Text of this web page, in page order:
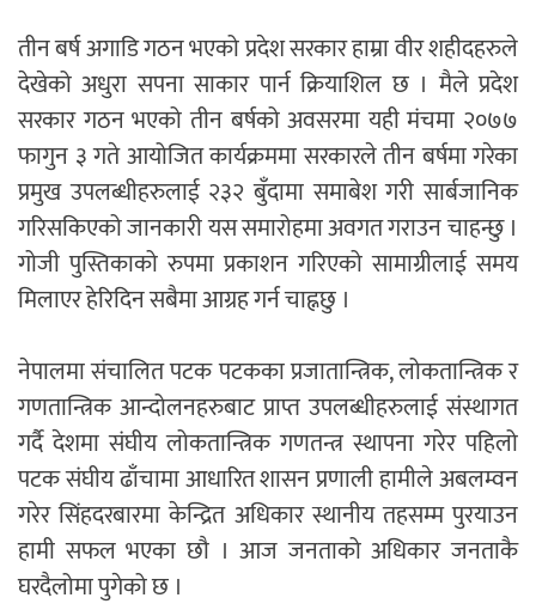
तीन बर्ष अगाडि गठन भएको प्रदेश सरकार हाम्रा वीर शहीदहरुले
देखेको अधुरा सपना साकार पार्न क्रियाशिल छ । मैले प्रदेश
सरकार गठन भएको तीन बर्षको अवसरमा यही मंचमा २०७७
फागुन ३ गते आयोजित कार्यक्रममा सरकारले तीन बर्षमा गरेका
प्रमुख उपलब्धीहरुलाई २३२ बुँदामा समाबेश गरी सार्बजानिक
गरिसकिएको जानकारी यस समारोहमा अवगत गराउन चाहन्छु ।
गोजी पुस्तिकाको रुपमा प्रकाशन गरिएको सामाग्रीलाई समय
मिलाएर हेरिदिन सबैमा आग्रह गर्न चाह्नछु ।
नेपालमा संचालित पटक पटकका प्रजातान्त्रिक, लोकतान्त्रिक र
गणतान्त्रिक आन्दोलनहरुबाट प्राप्त उपलब्धीहरुलाई संस्थागत
गर्दै देशमा संघीय लोकतान्त्रिक गणतन्त्र स्थापना गरेर पहिलो
पटक संघीय ढाँचामा आधारित शासन प्रणाली हामीले अबलम्वन
गरेर सिंहदरबारमा केन्द्रित अधिकार स्थानीय तहसम्म पुरयाउन
हामी सफल भएका छौ । आज जनताको अधिकार जनताकै
घरदैलोमा पुगेको छ ।